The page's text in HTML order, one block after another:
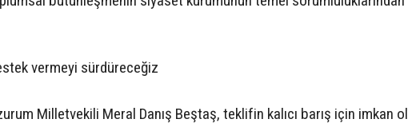
vermeyi sürdüreceğiz
Milletvekili Meral Danış Beştaş, teklifin kalıcı barış için imkan